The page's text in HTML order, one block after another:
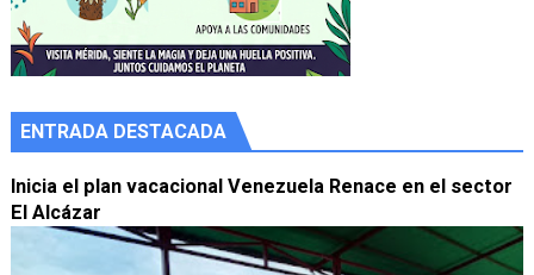
ENTRADA DESTACADA
Inicia el plan vacacional Venezuela Renace en el sector
El Alcázar